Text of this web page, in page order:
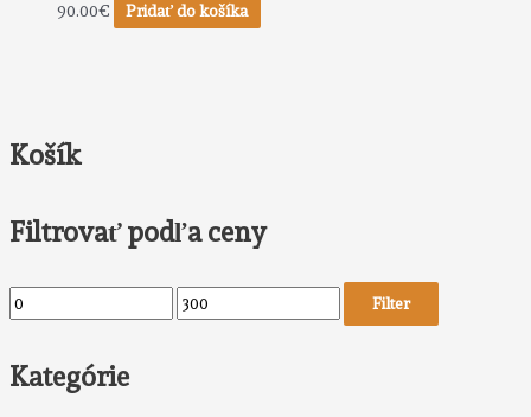
Košík
Filtrovať podľa ceny
Filter
Kategórie
90.00€ Pridať do košíka